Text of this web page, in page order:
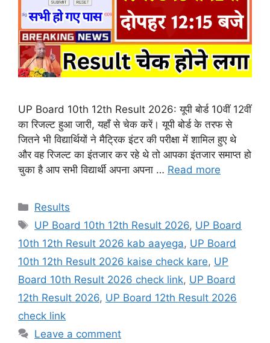
UP Board 10th 12th Result 2026: यूपी बोर्ड 10वीं 12वीं
का रिजल्ट हुआ जारी, यहाँ से चेक करें। यूपी बोर्ड के तरफ से
जितने भी विद्यार्थियों ने मैट्रिक इंटर की परीक्षा में शामिल हुए थे
और वह रिजल्ट का इंतजार कर रहे थे तो आपका इंतजार समाप्त हो
चुका है आप सभी विद्यार्थी अपना अपना … Read more
Categories
Results
Tags
UP Board 10th 12th Result 2026, UP Board
10th 12th Result 2026 kab aayega, UP Board
10th 12th Result 2026 kaise check kare, UP
Board 10th Result 2026 check link, UP Board
12th Result 2026, UP Board 12th Result 2026
check link
Leave a comment